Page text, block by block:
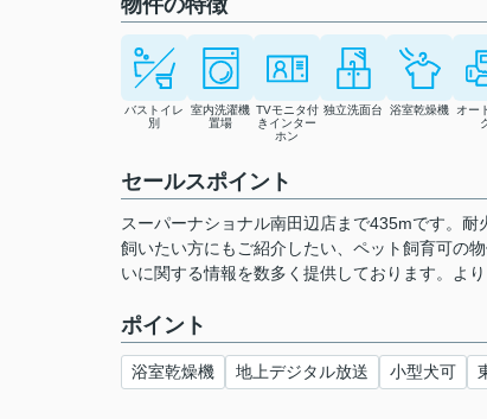
物件の特徴
バストイレ
別
室内洗濯機
置場
TVモニタ付
きインター
ホン
独立洗面台 浴室乾燥機
オー
セールスポイント
スーパーナショナル南田辺店まで435mです。
飼いたい方にもご紹介したい、ペット飼育可の
いに関する情報を数多く提供しております。よ
ポイント
浴室乾燥機 地上デジタル放送 小型犬可